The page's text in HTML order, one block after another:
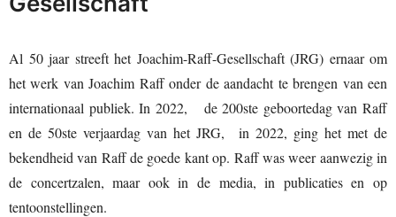
Al 50 jaar streeft het Joachim-Raff-Gesellschaft (JRG) ernaar om
het werk van Joachim Raff onder de aandacht te brengen van een
internationaal publiek. In 2022, de 200ste geboortedag van Raff
en de 50ste verjaardag van het JRG, in 2022, ging het met de
bekendheid van Raff de goede kant op. Raff was weer aanwezig in
de concertzalen, maar ook in de media, in publicaties en op
tentoonstellingen.